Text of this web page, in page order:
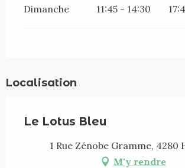
Dimanche 11:45 - 14:30
Localisation
Le Lotus Bleu
1 Rue Zénobe Gramme, 4280
M'y rendre